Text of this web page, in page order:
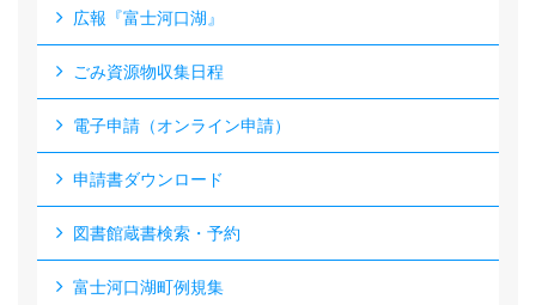
広報『富士河口湖』
ごみ資源物収集日程
電子申請（オンライン申請）
申請書ダウンロード
図書館蔵書検索・予約
富士河口湖町例規集